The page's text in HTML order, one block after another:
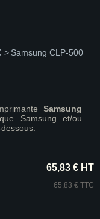
> Samsung CLP-500
Samsung
Samsung et/ou
65,83 € HT
65,83 € TTC